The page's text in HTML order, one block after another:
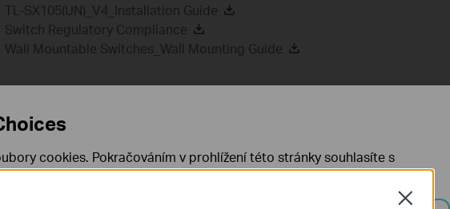
TL-SX105(UN)_V4_Installation Guide
Switch Regulatory Compliance
Wall Mountable Switches_Wall Mounting Guide
Nejčastější dotazy
Požadavky na uživatelskou aplikaci
Close
cookies. Pokračováním v prohlížení této stránky souhlasíte s
Již nezobrazovatZjistit více.